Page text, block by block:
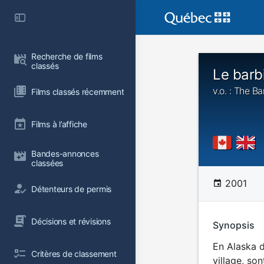
Recherche de films
classés
Films classés récemment
Films à l’affiche
Bandes-annonces
classées
Détenteurs de permis
Décisions et révisions
Critères de classement
Le
v.o. : The
2001
Synopsis
En Alaska
village,